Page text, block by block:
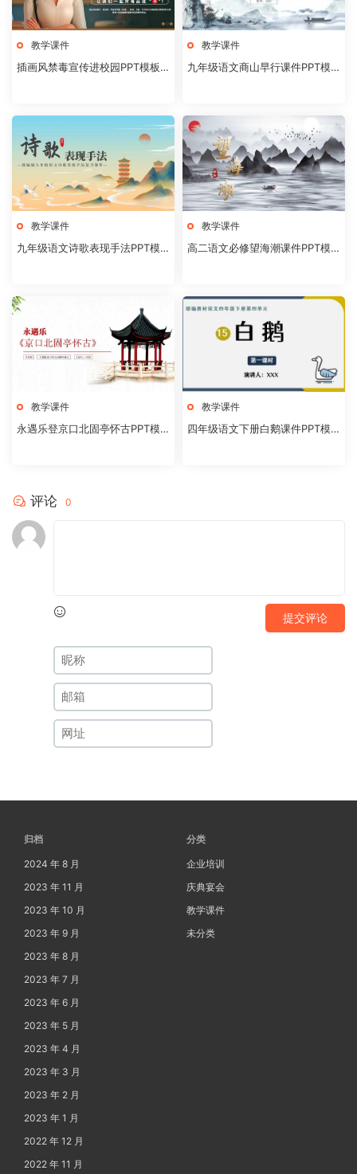
教学课件
插画风禁毒宣传进校园PPT模板2
教学课件
九年级语文商山早行课件PPT模
教学课件
九年级语文诗歌表现手法PPT模
教学课件
高二语文必修望海潮课件PPT模
教学课件
永遇乐登京口北固亭怀古PPT模
教学课件
四年级语文下册白鹅课件PPT模
评论 0
提交评论
归档
2024 年 8 月
2023 年 11 月
2023 年 10 月
2023 年 9 月
2023 年 8 月
2023 年 7 月
2023 年 6 月
2023 年 5 月
2023 年 4 月
2023 年 3 月
2023 年 2 月
2023 年 1 月
2022 年 12 月
2022 年 11 月
分类
企业培训
庆典宴会
教学课件
未分类